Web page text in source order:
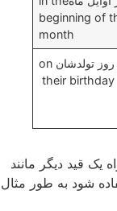
beginning of
month
در روز تولدشان on
their birthday
یک قید دیگر مانند
شود به طور مثال